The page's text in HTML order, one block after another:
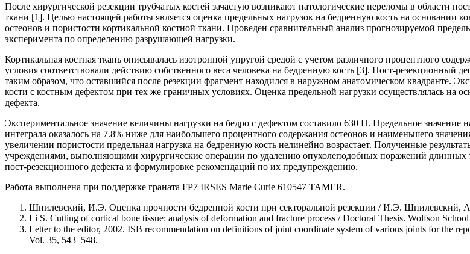
После хирургической резекции трубчатых костей зачастую возникают патологические переломы в области
ткани [1]. Целью настоящей работы является оценка предельных нагрузок на бедренную кость на основании
остеонов и пористости кортикальной костной ткани. Проведен сравнительный анализ прогнозируемой
эксперимента по определению разрушающей нагрузки.
Кортикальная костная ткань описывалась изотропной упругой средой с учетом различного процентного
условия соответствовали действию собственного веса человека на бедренную кость [3]. Пост-резекционный
таким образом, что оставшийся после резекции фрагмент находился в наружном анатомическом квадранте.
кости с костным дефектом при тех же граничных условиях. Оценка предельной нагрузки осуществлялась на
дефекта.
Экспериментальное значение величины нагрузки на бедро с дефектом составило 630 Н. Предельное значение
интеграла оказалось на 7.8% ниже для наибольшего процентного содержания остеонов и наименьшего
увеличении пористости предельная нагрузка на бедренную кость нелинейно возрастает. Полученные
учреждениями, выполняющими хирургические операции по удалению опухолеподобных поражений длинных
пост-резекционного дефекта и формулировке рекомендаций по их предупреждению.
Работа выполнена при поддержке граната FP7 IRSES Marie Curie 610547 TAMER.
Шпилевский, И.Э. Оценка прочности бедренной кости при секторальной резекции / И.Э. Шпилевский,
Li S. Cutting of cortical bone tissue: analysis of deformation and fracture process / Doctoral Thesis. Wolfson
Letter to the editor, 2002. ISB recommendation on definitions of joint coordinate system of various joints for the
Vol. 35, 543–548.